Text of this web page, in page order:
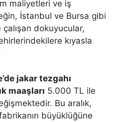
maliyetleri ve iş
İstanbul ve Bursa gibi
dokuyucular,
kıyasla
jakar tezgahı
maaşları 5.000 TL ile
Bu aralık,
büyüklüğüne